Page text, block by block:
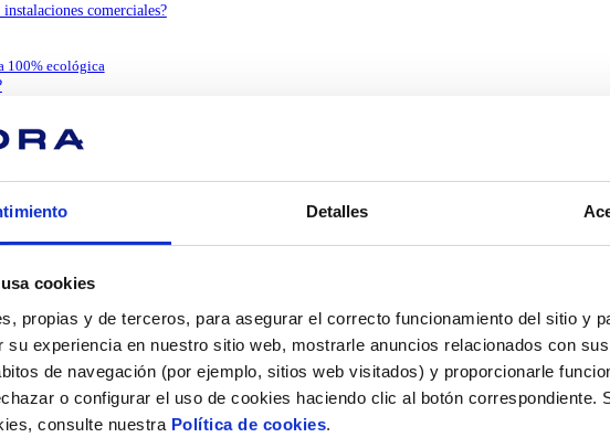
Detalles
cookies
propias y de terceros, para asegurar el correcto funcionamiento del sitio y
su experiencia en nuestro sitio web, mostrarle anuncios relacionados con
de navegación (por ejemplo, sitios web visitados) y proporcionarle
o configurar el uso de cookies haciendo clic al botón correspondiente.
consulte nuestra Política de cookies.
comerciales?
100% ecológica
variable
diseño?
y contenedores reciclados
el consumo
renovable
ecológica
hotelero
en Europa?
existen para instalaciones comerciales?